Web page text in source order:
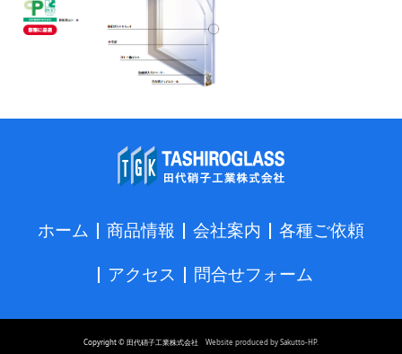
ホーム 商品情報 会社案内
各種ご依頼
アクセス
問合せフォーム
Copyright © 田代硝子工業株式会社 Website produced by Sakutto-HP.
TEL